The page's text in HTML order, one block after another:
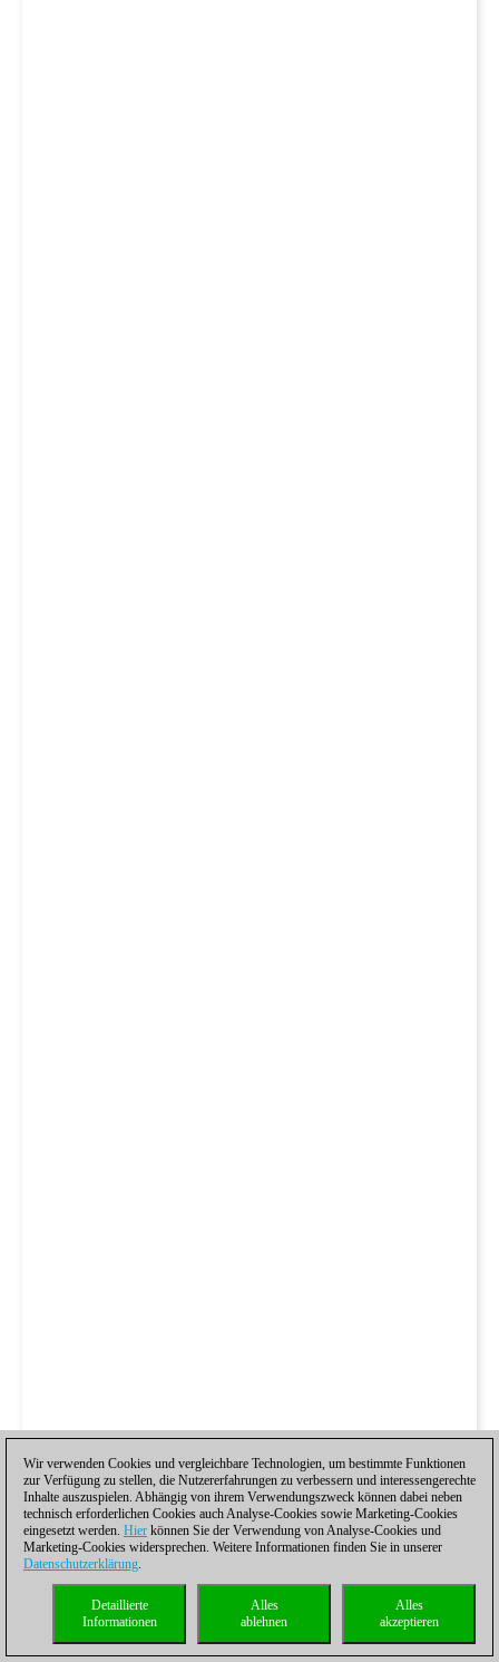
Wir verwenden Cookies und vergleichbare Technologien, um bestimmte Funktionen
zur Verfügung zu stellen, die Nutzererfahrungen zu verbessern und interessengerechte
Inhalte auszuspielen. Abhängig von ihrem Verwendungszweck können dabei neben
technisch erforderlichen Cookies auch Analyse-Cookies sowie Marketing-Cookies
eingesetzt werden. Hier können Sie der Verwendung von Analyse-Cookies und
Marketing-Cookies widersprechen. Weitere Informationen finden Sie in unserer
Datenschutzerklärung.
Alles
akzeptieren
Alles
ablehnen
Detaillierte
Informationen